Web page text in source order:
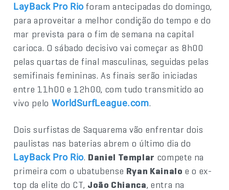
LayBack Pro Rioforam antecipadas do domingo,
para aproveitar a melhor condição do tempo e do
mar prevista para o fim de semana na capital
carioca. O sábado decisivo vai começar as 8h00
pelas quartas de final masculinas, seguidas pelas
semifinais femininas. As finais serão iniciadas
entre 11h00 e 12h00, com tudo transmitido ao
vivo pelo WorldSurfLeague.com.
Dois surfistas de Saquarema vão enfrentar dois
paulistas nas baterias abrem o último dia do
LayBack Pro Rio. Daniel Templar compete na
primeira com o ubatubense Ryan Kainalo e o ex-
top da elite do CT, João Chianca, entra na